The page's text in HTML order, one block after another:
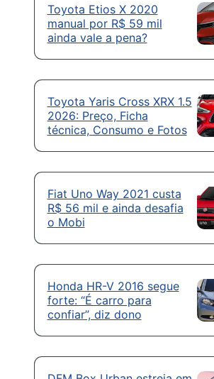
Toyota Etios X 2020
manual por R$ 59 mil
ainda vale a pena?
Toyota Yaris Cross XRX 1.5
2026: Preço, Ficha
técnica, Consumo e Fotos
Fiat Uno Way 2021 custa
R$ 56 mil e ainda desafia
o Mobi
Honda HR-V 2016 segue
forte: “É carro para
confiar”, diz dono